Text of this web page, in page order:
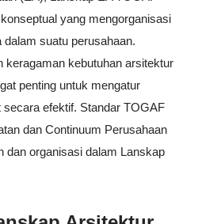
yang mengorganisasi
suatu perusahaan.
keragaman kebutuhan arsitektur
penting untuk mengatur
efektif. Standar TOGAF
dan Continuum Perusahaan
dan organisasi dalam Lanskap